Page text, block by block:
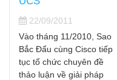
22/09/2011
Vào tháng 11/2010, Sao
Bắc Đẩu cùng Cisco tiếp
tục tổ chức chuyên đề
thảo luận về giải pháp